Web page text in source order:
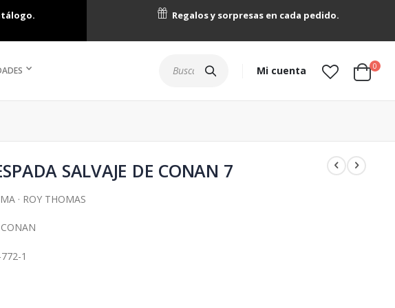
Regalos y sorpresas en cada pedido.
Mi cuenta Cart
0
SALVAJE DE CONAN 7
· ROY THOMAS
1